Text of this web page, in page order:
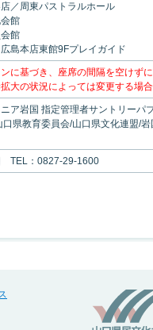
／周東パストラルホール
館
館
島本店東館9Fプレイガイド
に基づき、座席の間隔を空けず
大の状況によっては変更する場合
ニア岩国 指定管理者サントリーパ
口県教育委員会/山口県文化連盟/
TEL：0827-29-1600